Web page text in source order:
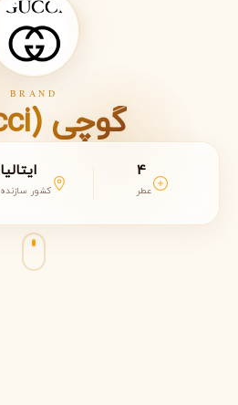
BRAND
گوچی (Gucci)
4
عطر
ایتالیا
کشور سازنده